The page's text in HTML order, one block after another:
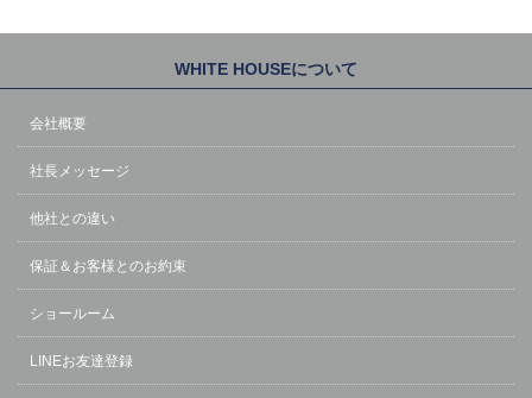
WHITE HOUSEについて
会社概要
社長メッセージ
他社との違い
保証＆お客様とのお約束
ショールーム
LINEお友達登録